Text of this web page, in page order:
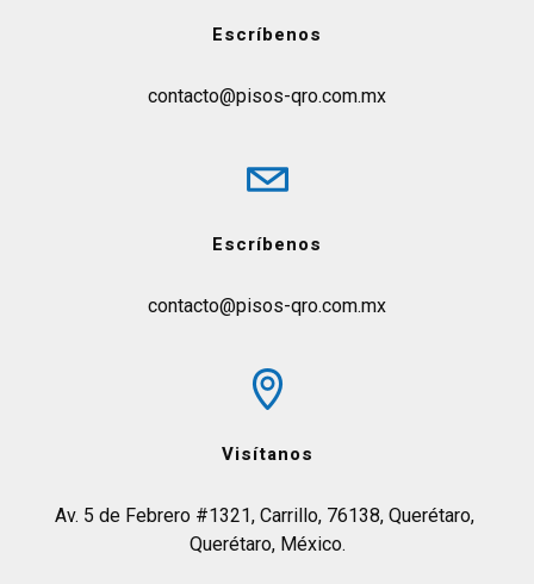
Escríbenos
contacto@pisos-qro.com.mx
Escríbenos
contacto@pisos-qro.com.mx
Visítanos
Av. 5 de Febrero #1321, Carrillo, 76138, Querétaro,
Querétaro, México.